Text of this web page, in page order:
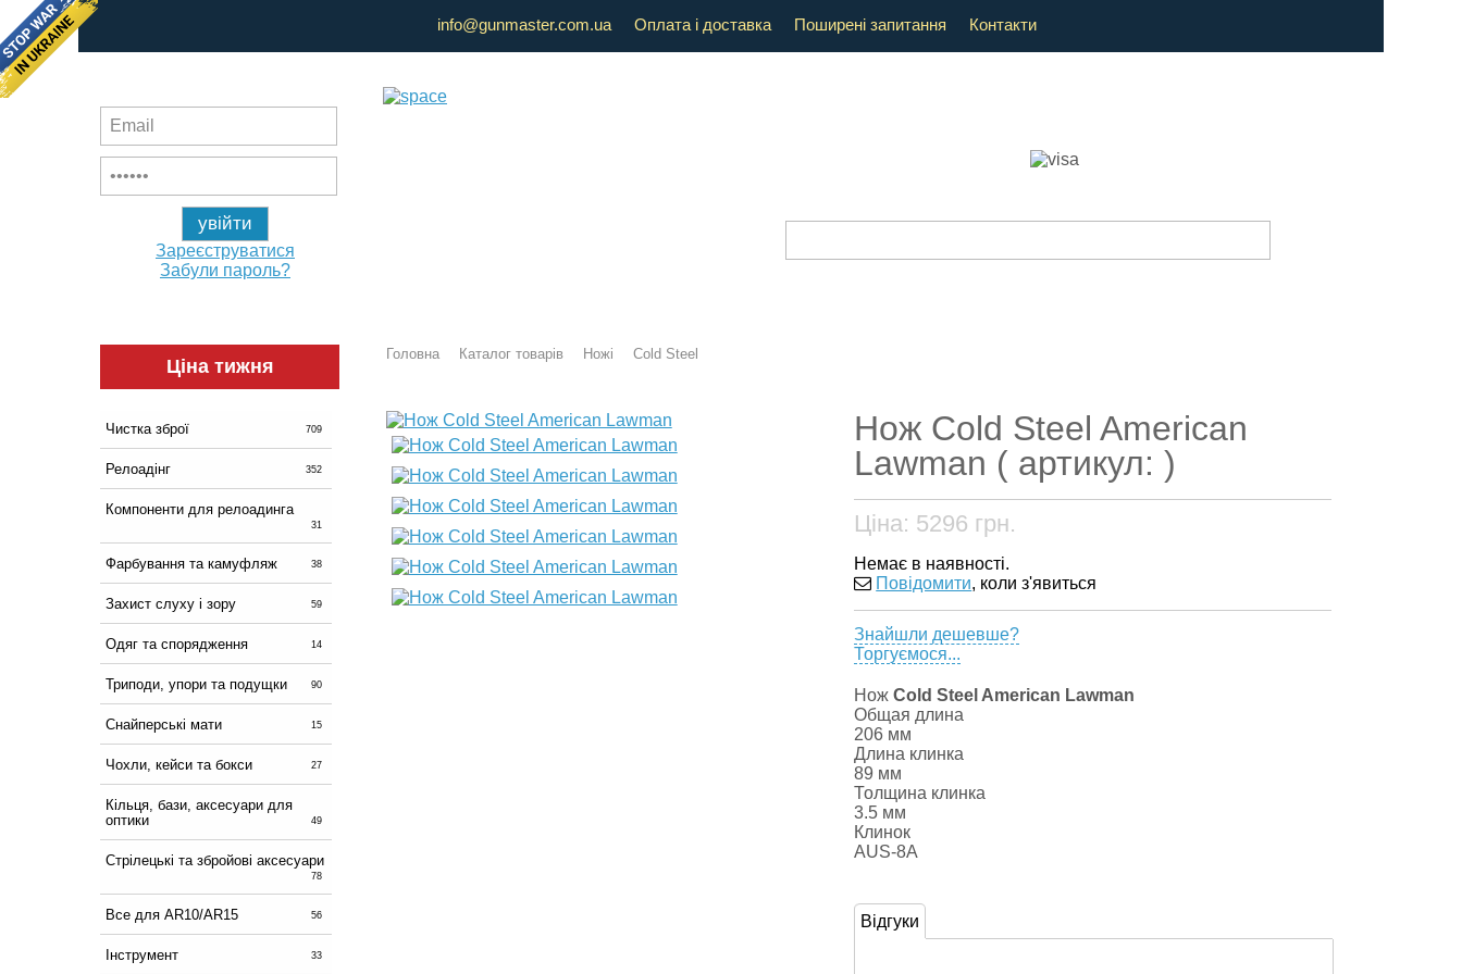
info@gunmaster.com.ua Оплата і доставка Поширені запитання Контакти
Зареєструватися
Забули пароль?
Ціна тижня
Чистка зброї 709
Релоадінг 352
Компоненти для релоадинга
31
Фарбування та камуфляж 38
Захист слуху і зору 59
Одяг та спорядження 14
Триподи, упори та подущки 90
Снайперські мати 15
Чохли, кейси та бокси 27
Кільця, бази, аксесуари для
оптики
49
Стрілецькі та збройові аксесуари
78
Все для AR10/AR15 56
Інструмент 33
Головна Каталог товарів Ножі Cold Steel
Нож Cold Steel American
Lawman ( артикул: )
Ціна: 5296 грн.
Немає в наявності.
Повідомити, коли з'явиться
Знайшли дешевше?
Торгуємося...
НожCold Steel American Lawman
Общая длина
206 мм
Длина клинка
89 мм
Толщина клинка
3.5 мм
Клинок
AUS-8A
Відгуки